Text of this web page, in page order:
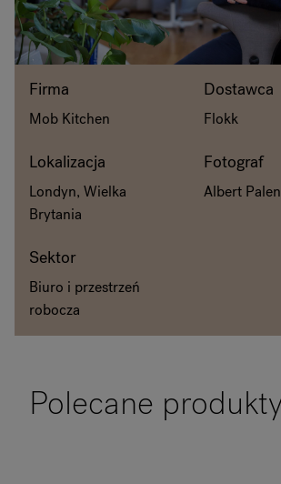
Inwestor
Zrównoważony rozwój
Firma
Mob Kitchen
Lokalizacja
Londyn, Wielka
Brytania
Sektor
Biuro i przestrzeń
robocza
Dostawca
Flokk
Fotograf
Albert Palen
Polecane